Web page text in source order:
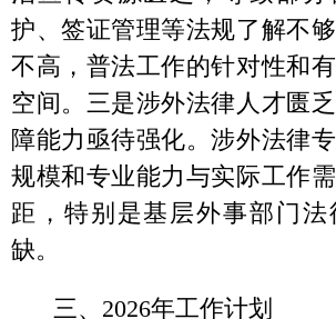
（二）切实履职尽责，在推动
加力。主动将外事资源融入对外合
外贸企业“走出去”“请进来”双向发
用情讲好新疆克州故事，提升国际
美誉度，为克州各项事业“狂飙”突
利外部环境。
（三）运用法治标尺，在意识
发力。
势，时刻绷紧安全稳定这根弦，为融